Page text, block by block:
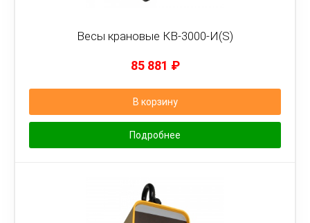
Весы крановые КВ-3000-И(S)
85 881 ₽
В корзину
Подробнее